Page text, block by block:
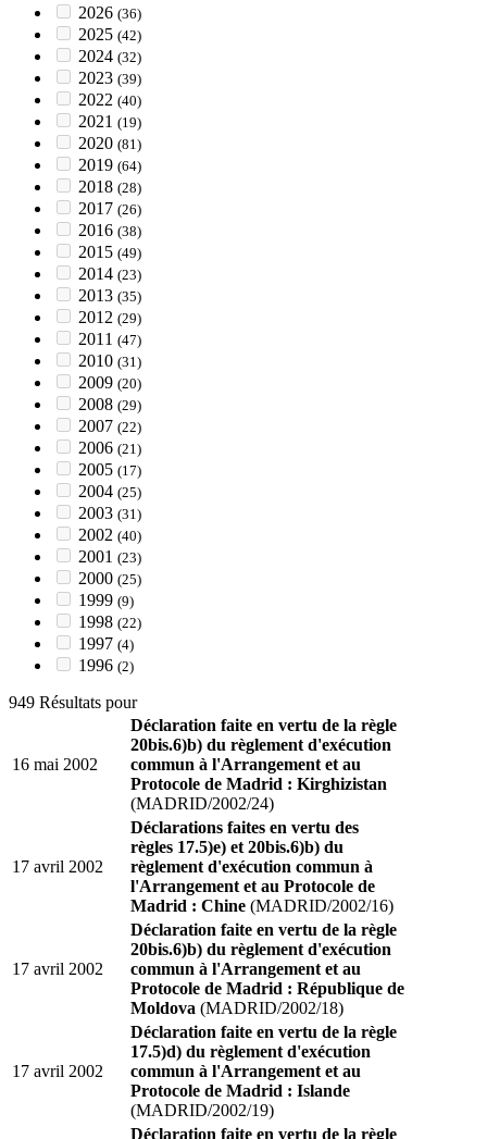
2026 (36)
2025 (42)
2024 (32)
2023 (39)
2022 (40)
2021 (19)
2020 (81)
2019 (64)
2018 (28)
2017 (26)
2016 (38)
2015 (49)
2014 (23)
2013 (35)
2012 (29)
2011 (47)
2010 (31)
2009 (20)
2008 (29)
2007 (22)
2006 (21)
2005 (17)
2004 (25)
2003 (31)
2002 (40)
2001 (23)
2000 (25)
1999 (9)
1998 (22)
1997 (4)
1996 (2)
949 Résultats pour
16 mai 2002
Déclaration faite en vertu de la règle
20bis.6)b) du règlement d'exécution
commun à l'Arrangement et au
Protocole de Madrid : Kirghizistan
(MADRID/2002/24)
17 avril 2002
Déclarations faites en vertu des
règles 17.5)e) et 20bis.6)b) du
règlement d'exécution commun à
l'Arrangement et au Protocole de
Madrid : Chine (MADRID/2002/16)
17 avril 2002
Déclaration faite en vertu de la règle
20bis.6)b) du règlement d'exécution
commun à l'Arrangement et au
Protocole de Madrid : République de
Moldova (MADRID/2002/18)
17 avril 2002
Déclaration faite en vertu de la règle
17.5)d) du règlement d'exécution
commun à l'Arrangement et au
Protocole de Madrid : Islande
(MADRID/2002/19)
Déclaration faite en vertu de la règle